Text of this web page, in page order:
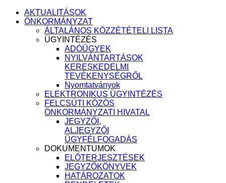
AKTUALITÁSOK
ÖNKORMÁNYZAT
ÁLTALÁNOS KÖZZÉTÉTELI LISTA
ÜGYINTÉZÉS
ADÓÜGYEK
NYILVÁNTARTÁSOK
KERESKEDELMI
TEVÉKENYSÉGRŐL
Nyomtatványok
ELEKTRONIKUS ÜGYINTÉZÉS
FELCSÚTI KÖZÖS
ÖNKORMÁNYZATI HIVATAL
JEGYZŐI,
ALJEGYZŐI
ÜGYFÉLFOGADÁS
DOKUMENTUMOK
ELŐTERJESZTÉSEK
JEGYZŐKÖNYVEK
HATÁROZATOK